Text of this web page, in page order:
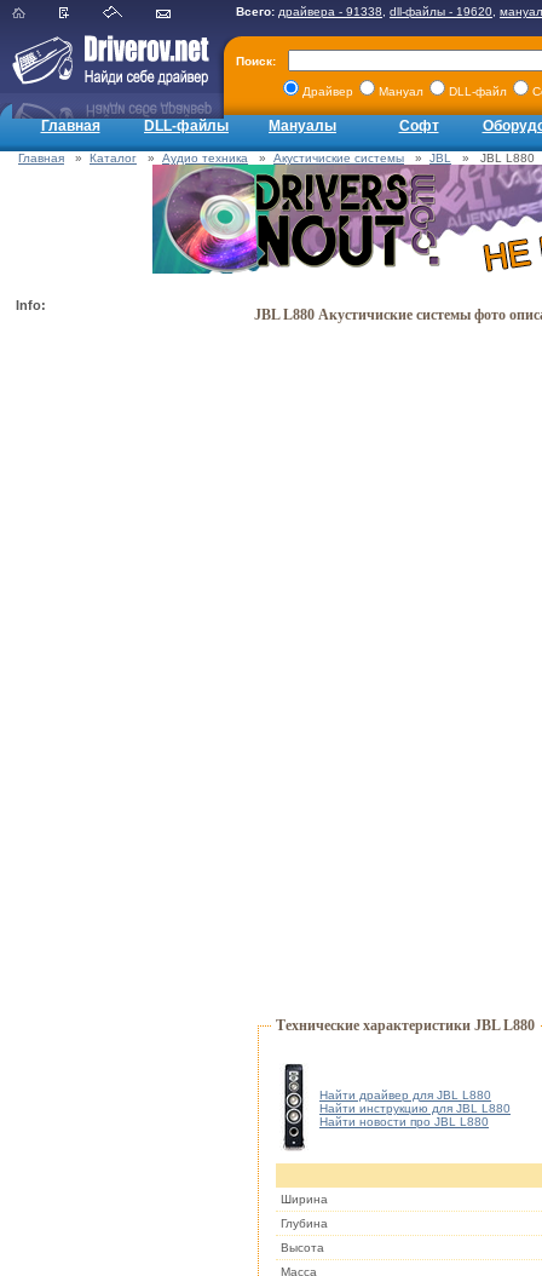
Всего: драйвера - 91338 dll-файлы - 19620
Поиск:
Драйвер Мануал DLL-файл
Главная DLL-файлы Мануалы Софт
Главная » Каталог » Аудио техника » Акустичиские системы » JBL » JBL L880
Info:
JBL L880 Акустичиские системы фото
Технические характеристики JBL L880
Найти драйвер для JBL L880
Найти инструкцию для JBL L880
Найти новости про JBL L880
Ширина
Глубина
Высота
Масса